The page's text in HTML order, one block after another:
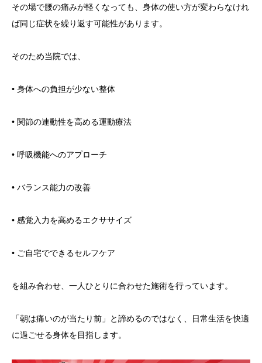
その場で腰の痛みが軽くなっても、身体の使い方が変わらなけれ
ば同じ症状を繰り返す可能性があります。
そのため当院では、
• 身体への負担が少ない整体
• 関節の連動性を高める運動療法
• 呼吸機能へのアプローチ
• バランス能力の改善
• 感覚入力を高めるエクササイズ
• ご自宅でできるセルフケア
を組み合わせ、一人ひとりに合わせた施術を行っています。
「朝は痛いのが当たり前」と諦めるのではなく、日常生活を快適
に過ごせる身体を目指します。